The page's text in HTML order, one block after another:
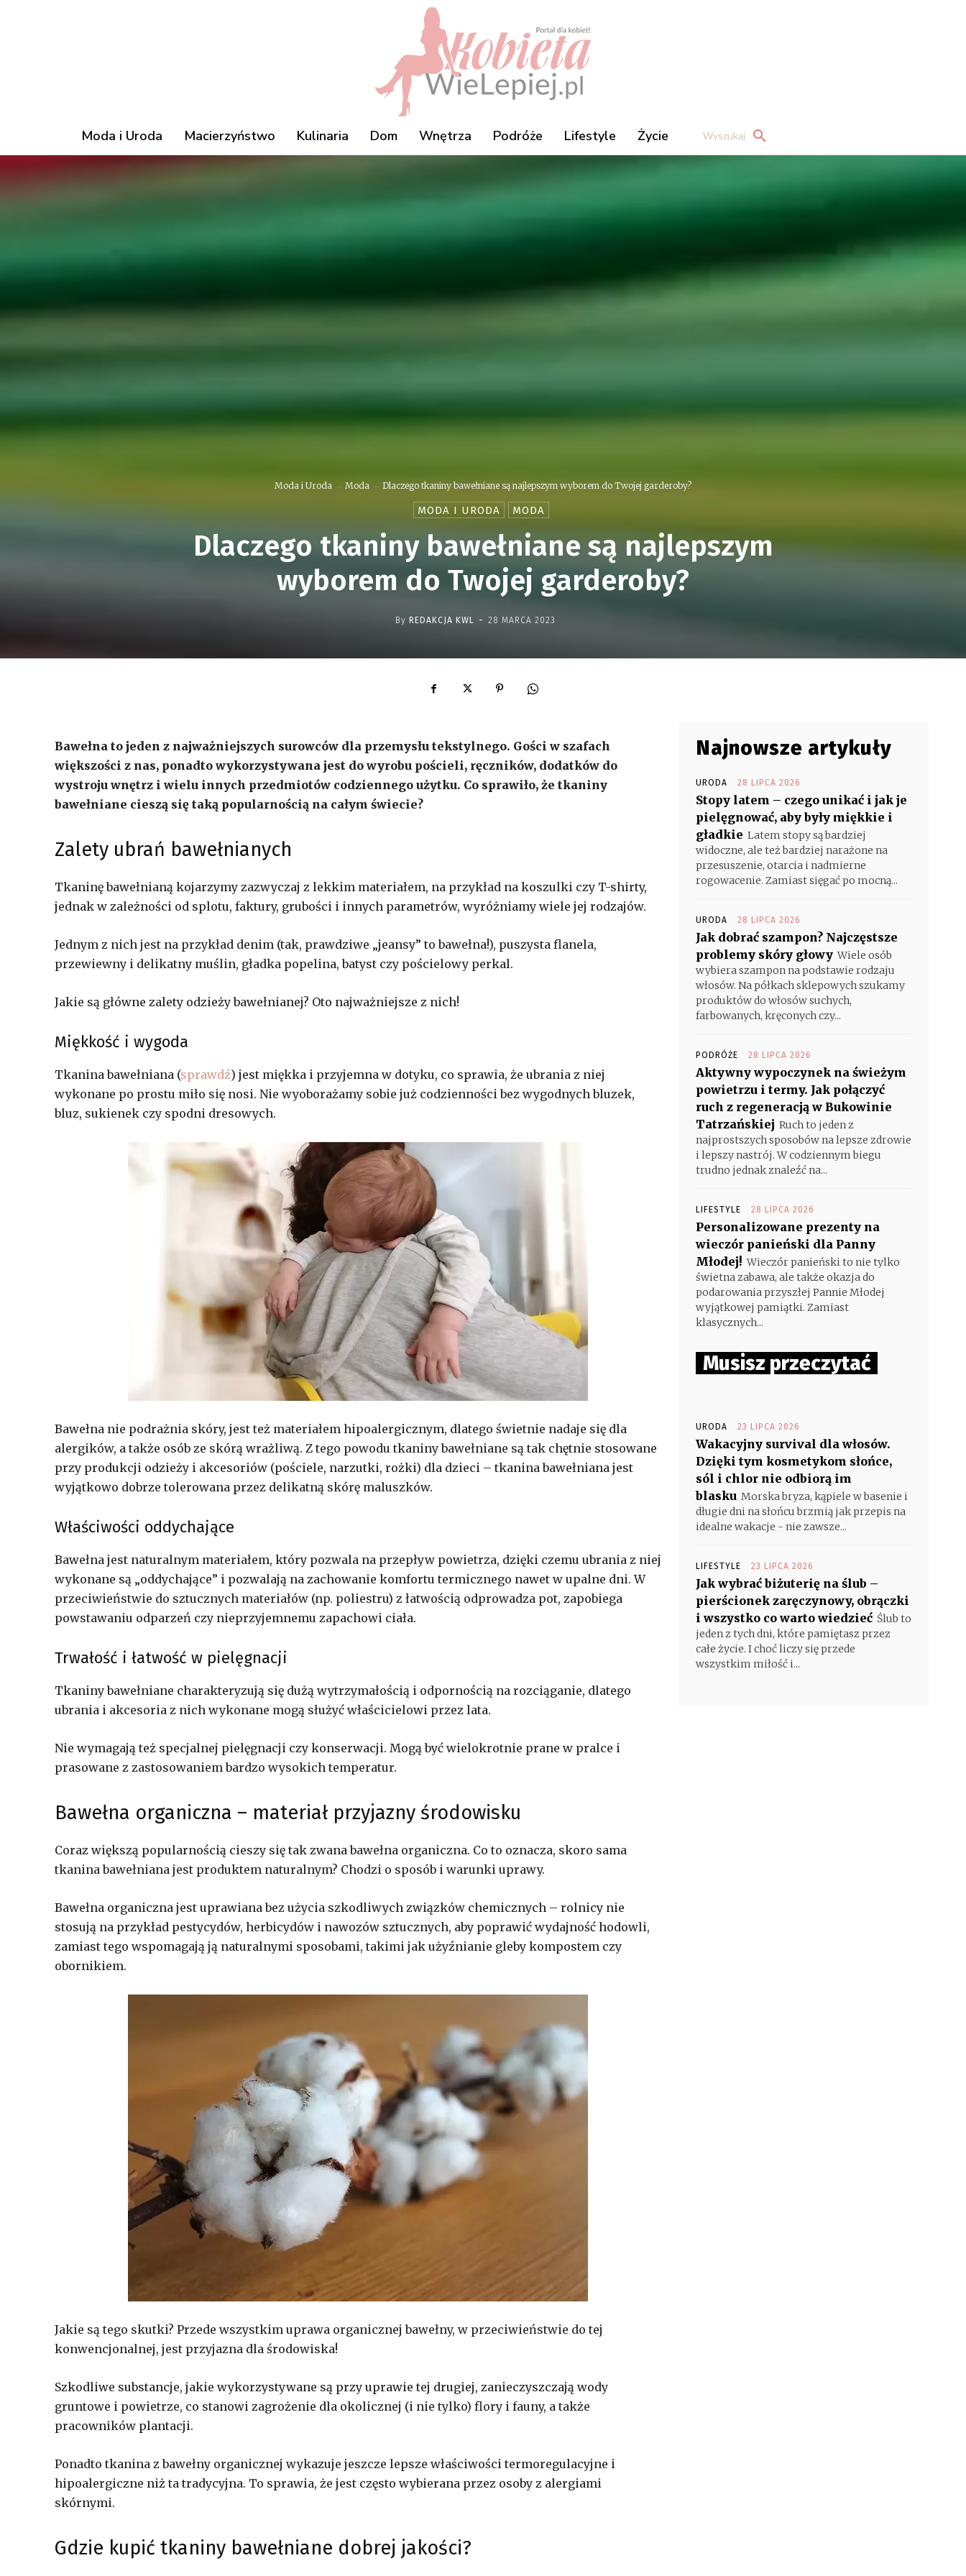
Moda i Uroda Macierzyństwo Kulinaria Dom Wnętrza Podróże Lifestyle Życie Wyszukaj
Moda i Uroda Moda Dlaczego tkaniny bawełniane są najlepszym wyborem do Twojej garderoby?
MODA I URODA MODA
Dlaczego tkaniny bawełniane są najlepszym
wyborem do Twojej garderoby?
By REDAKCJA KWL - 28 MARCA 2023
Bawełna to jeden z najważniejszych surowców dla przemysłu tekstylnego. Gości w szafach
większości z nas, ponadto wykorzystywana jest do wyrobu pościeli, ręczników, dodatków do
wystroju wnętrz i wielu innych przedmiotów codziennego użytku. Co sprawiło, że tkaniny
bawełniane cieszą się taką popularnością na całym świecie?
Zalety ubrań bawełnianych
Tkaninę bawełnianą kojarzymy zazwyczaj z lekkim materiałem, na przykład na koszulki czy T-shirty,
jednak w zależności od splotu, faktury, grubości i innych parametrów, wyróżniamy wiele jej rodzajów.
Jednym z nich jest na przykład denim (tak, prawdziwe „jeansy” to bawełna!), puszysta flanela,
przewiewny i delikatny muślin, gładka popelina, batyst czy pościelowy perkal.
Jakie są główne zalety odzieży bawełnianej? Oto najważniejsze z nich!
Miękkość i wygoda
Tkanina bawełniana (sprawdź) jest miękka i przyjemna w dotyku, co sprawia, że ubrania z niej
wykonane po prostu miło się nosi. Nie wyoborażamy sobie już codzienności bez wygodnych bluzek,
bluz, sukienek czy spodni dresowych.
Bawełna nie podrażnia skóry, jest też materiałem hipoalergicznym, dlatego świetnie nadaje się dla
alergików, a także osób ze skórą wrażliwą. Z tego powodu tkaniny bawełniane są tak chętnie stosowane
przy produkcji odzieży i akcesoriów (pościele, narzutki, rożki) dla dzieci – tkanina bawełniana jest
wyjątkowo dobrze tolerowana przez delikatną skórę maluszków.
Właściwości oddychające
Bawełna jest naturalnym materiałem, który pozwala na przepływ powietrza, dzięki czemu ubrania z niej
wykonane są „oddychające” i pozwalają na zachowanie komfortu termicznego nawet w upalne dni. W
przeciwieństwie do sztucznych materiałów (np. poliestru) z łatwością odprowadza pot, zapobiega
powstawaniu odparzeń czy nieprzyjemnemu zapachowi ciała.
Trwałość i łatwość w pielęgnacji
Tkaniny bawełniane charakteryzują się dużą wytrzymałością i odpornością na rozciąganie, dlatego
ubrania i akcesoria z nich wykonane mogą służyć właścicielowi przez lata.
Nie wymagają też specjalnej pielęgnacji czy konserwacji. Mogą być wielokrotnie prane w pralce i
prasowane z zastosowaniem bardzo wysokich temperatur.
Bawełna organiczna – materiał przyjazny środowisku
Coraz większą popularnością cieszy się tak zwana bawełna organiczna. Co to oznacza, skoro sama
tkanina bawełniana jest produktem naturalnym? Chodzi o sposób i warunki uprawy.
Bawełna organiczna jest uprawiana bez użycia szkodliwych związków chemicznych – rolnicy nie
stosują na przykład pestycydów, herbicydów i nawozów sztucznych, aby poprawić wydajność hodowli,
zamiast tego wspomagają ją naturalnymi sposobami, takimi jak użyźnianie gleby kompostem czy
obornikiem.
Jakie są tego skutki? Przede wszystkim uprawa organicznej bawełny, w przeciwieństwie do tej
konwencjonalnej, jest przyjazna dla środowiska!
Szkodliwe substancje, jakie wykorzystywane są przy uprawie tej drugiej, zanieczyszczają wody
gruntowe i powietrze, co stanowi zagrożenie dla okolicznej (i nie tylko) flory i fauny, a także
pracowników plantacji.
Ponadto tkanina z bawełny organicznej wykazuje jeszcze lepsze właściwości termoregulacyjne i
hipoalergiczne niż ta tradycyjna. To sprawia, że jest często wybierana przez osoby z alergiami
skórnymi.
Gdzie kupić tkaniny bawełniane dobrej jakości?
Najnowsze artykuły
URODA 28 LIPCA 2026
Stopy latem – czego unikać i jak je
pielęgnować, aby były miękkie i
gładkie Latem stopy są bardziej
widoczne, ale też bardziej narażone na
przesuszenie, otarcia i nadmierne
rogowacenie. Zamiast sięgać po mocną...
URODA 28 LIPCA 2026
Jak dobrać szampon? Najczęstsze
problemy skóry głowy Wiele osób
wybiera szampon na podstawie rodzaju
włosów. Na półkach sklepowych szukamy
produktów do włosów suchych,
farbowanych, kręconych czy...
PODRÓŻE 28 LIPCA 2026
Aktywny wypoczynek na świeżym
powietrzu i termy. Jak połączyć
ruch z regeneracją w Bukowinie
Tatrzańskiej Ruch to jeden z
najprostszych sposobów na lepsze zdrowie
i lepszy nastrój. W codziennym biegu
trudno jednak znaleźć na...
LIFESTYLE 28 LIPCA 2026
Personalizowane prezenty na
wieczór panieński dla Panny
Młodej! Wieczór panieński to nie tylko
świetna zabawa, ale także okazja do
podarowania przyszłej Pannie Młodej
wyjątkowej pamiątki. Zamiast
klasycznych...
Musisz przeczytać
URODA 23 LIPCA 2026
Wakacyjny survival dla włosów.
Dzięki tym kosmetykom słońce,
sól i chlor nie odbiorą im
blasku Morska bryza, kąpiele w basenie i
długie dni na słońcu brzmią jak przepis na
idealne wakacje - nie zawsze...
LIFESTYLE 23 LIPCA 2026
Jak wybrać biżuterię na ślub –
pierścionek zaręczynowy, obrączki
i wszystko co warto wiedzieć Ślub to
jeden z tych dni, które pamiętasz przez
całe życie. I choć liczy się przede
wszystkim miłość i...